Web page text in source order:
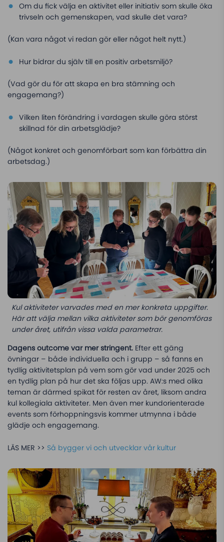
Om du fick välja en aktivitet eller initiativ som skulle öka
trivseln och gemenskapen, vad skulle det vara?
(Kan vara något vi redan gör eller något helt nytt.)
Hur bidrar du själv till en positiv arbetsmiljö?
(Vad gör du för att skapa en bra stämning och
engagemang?)
Vilken liten förändring i vardagen skulle göra störst
skillnad för din arbetsglädje?
(Något konkret och genomförbart som kan förbättra din
arbetsdag.)
Kul aktiviteter varvades med en mer konkreta uppgifter.
Här att välja mellan vilka aktiviteter som bör genomföras
under året, utifrån vissa valda parametrar.
Dagens outcome var mer stringent. Efter ett gäng
övningar – både individuella och i grupp – så fanns en
tydlig aktivitetsplan på vem som gör vad under 2025 och
en tydlig plan på hur det ska följas upp. AW:s med olika
teman är därmed spikat för resten av året, liksom andra
kul kollegiala aktiviteter. Men även mer kundorienterade
events som förhoppningsvis kommer utmynna i både
glädje och engagemang.
LÄS MER >> Så bygger vi och utvecklar vår kultur